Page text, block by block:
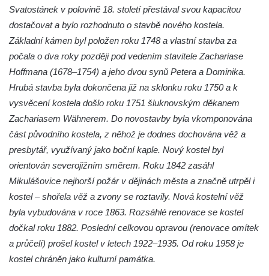
Kostel Čtrnácti svatých pomocníků v
Mělníku
Kaple v areálu kostela svaté Ludmily v
Mělníku
Kostel svaté Ludmily v Mělníku
Evangelický kostel v Mělníku
Kostel svatého Mikuláše v Dobřanech
Kostel Nanebevzetí Panny Marie v
Netolicích
Kostel svatého Václava v Netolicích
Kostel svatého Vavřince v Pištíně
Svatostánek v polovině 18. století přestával svou kapacitou
dostačovat a bylo rozhodnuto o stavbě nového kostela.
Základní kámen byl položen roku 1748 a vlastní stavba za
počala o dva roky později pod vedením stavitele Zachariase
Hoffmana (1678–1754) a jeho dvou synů Petera a Dominika.
Hrubá stavba byla dokončena již na sklonku roku 1750 a k
vysvěcení kostela došlo roku 1751 šluknovským děkanem
Zachariasem Wähnerem. Do novostavby byla vkomponována
část původního kostela, z něhož je dodnes dochována věž a
presbytář, využívaný jako boční kaple. Nový kostel byl
orientován severojižním směrem. Roku 1842 zasáhl
Mikulášovice nejhorší požár v dějinách města a značně utrpěl i
kostel – shořela věž a zvony se roztavily. Nová kostelní věž
byla vybudována v roce 1863. Rozsáhlé renovace se kostel
dočkal roku 1882. Poslední celkovou opravou (renovace omítek
a průčelí) prošel kostel v letech 1922–1935. Od roku 1958 je
kostel chráněn jako kulturní památka.